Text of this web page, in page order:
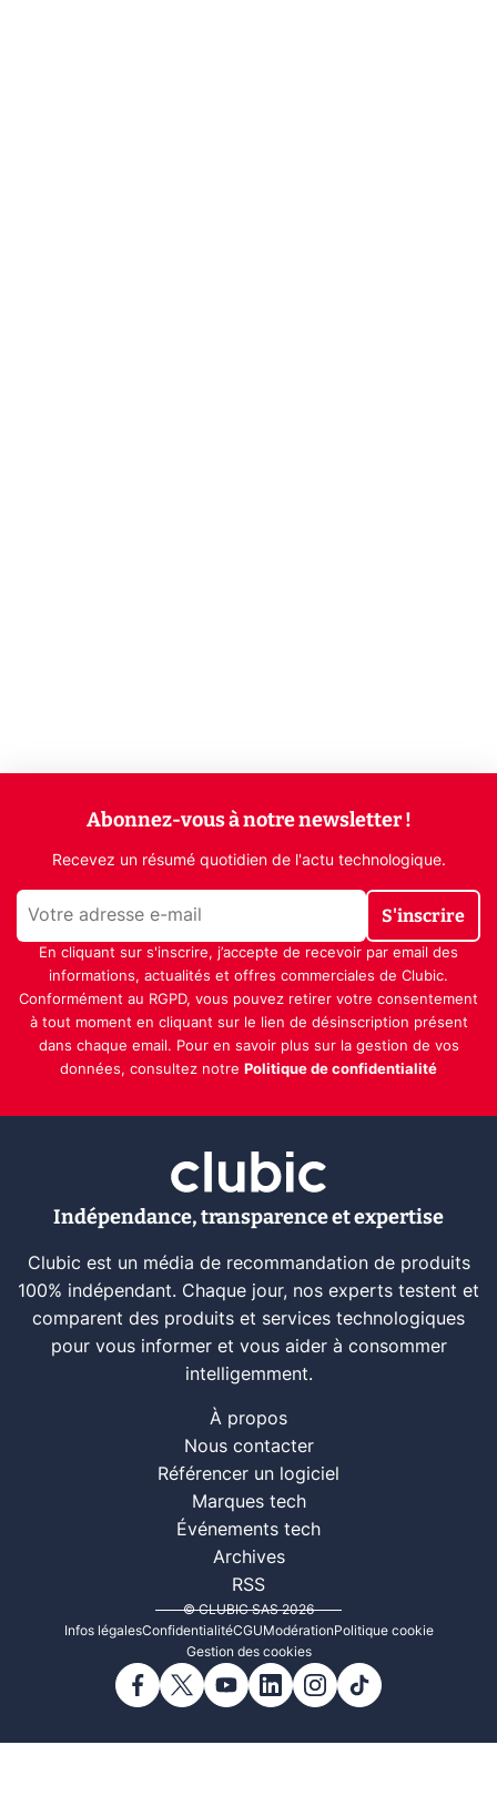
Abonnez-vous à notre newsletter !
Recevez un résumé quotidien de l'actu technologique.
S'inscrire
En cliquant sur s'inscrire, j’accepte de recevoir par email des
informations, actualités et offres commerciales de Clubic.
Conformément au RGPD, vous pouvez retirer votre consentement
à tout moment en cliquant sur le lien de désinscription présent
dans chaque email. Pour en savoir plus sur la gestion de vos
données, consultez notre Politique de confidentialité
Indépendance, transparence et expertise
Clubic est un média de recommandation de produits
100% indépendant. Chaque jour, nos experts testent et
comparent des produits et services technologiques
pour vous informer et vous aider à consommer
intelligemment.
À propos
Nous contacter
Référencer un logiciel
Marques tech
Événements tech
Archives
RSS
© CLUBIC SAS 2026
Infos légalesConfidentialitéCGUModérationPolitique cookie
Gestion des cookies